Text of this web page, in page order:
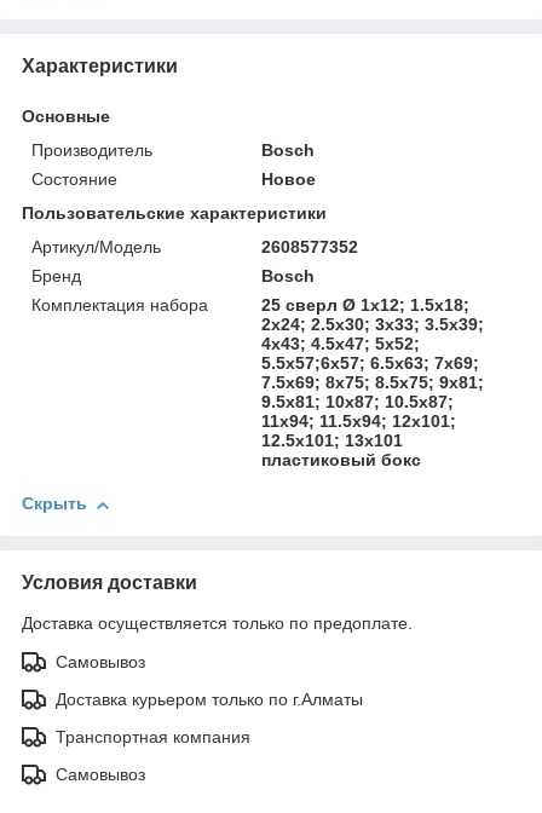
Характеристики
Основные
Производитель
Bosch
Состояние
Новое
Пользовательские характеристики
Артикул/Модель
2608577352
Бренд
Bosch
Комплектация набора
25 сверл Ø 1x12; 1.5x18;
2x24; 2.5x30; 3x33; 3.5x39;
4x43; 4.5x47; 5x52;
5.5x57;6x57; 6.5х63; 7x69;
7.5х69; 8x75; 8.5х75; 9x81;
9.5х81; 10x87; 10.5х87;
11х94; 11.5х94; 12х101;
12.5х101; 13х101
пластиковый бокс
Скрыть
Условия доставки
Доставка осуществляется только по предоплате.
Самовывоз
Доставка курьером только по г.Алматы
Транспортная компания
Самовывоз